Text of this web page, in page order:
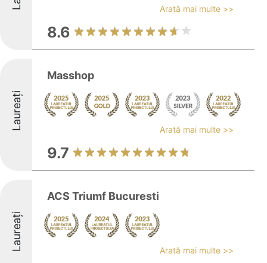
Arată mai multe >>
8.6
Laureați
Masshop
Arată mai multe >>
9.7
Laureați
ACS Triumf Bucuresti
Arată mai multe >>